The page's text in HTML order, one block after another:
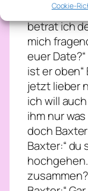
Cookie-
und ging
betrat ich
mich
euer
ist er
jetzt lieber
ich will
ihm nur
doch
Baxter:“